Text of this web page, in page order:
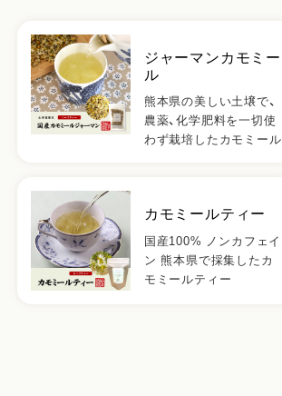
ジャーマンカモミー
ル
熊本県の美しい土壌で、
農薬、化学肥料を一切使
わず栽培したカモミール
カモミールティー
国産100% ノンカフェイ
ン 熊本県で採集したカ
モミールティー